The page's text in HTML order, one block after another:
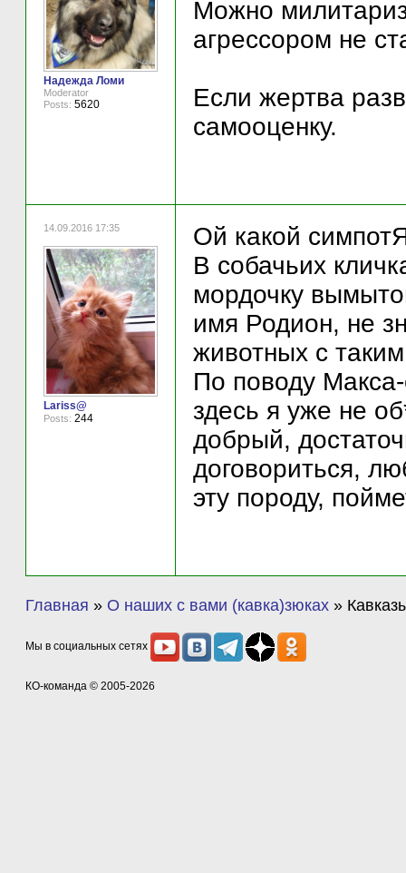
Надежда Ломи
Moderator
Posts: 5620
Можно
агрессором не
Если жертва
самооценку.
14.09.2016 17:35
Lariss@
Posts: 244
Ой какой
В собачьих
мордочку
имя Родион, не
животных с
По поводу
здесь я уже не
добрый,
договориться,
эту породу,
Главная » О наших с вами (кавка)зюках »
Мы в социальных сетях
КО-команда © 2005-2026